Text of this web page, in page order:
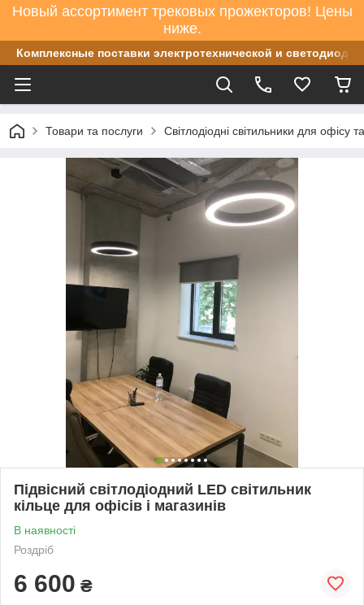
Новый ассортимент трековых прожекторов! Цены
ниже.
Комплексные поставки электротехнической и
Товари та послуги Світлодіодні світильники для офісу
Підвісний світлодіодний LED світильник
кільце для офісів і магазинів
В наявності
Роздріб
6 600 ₴